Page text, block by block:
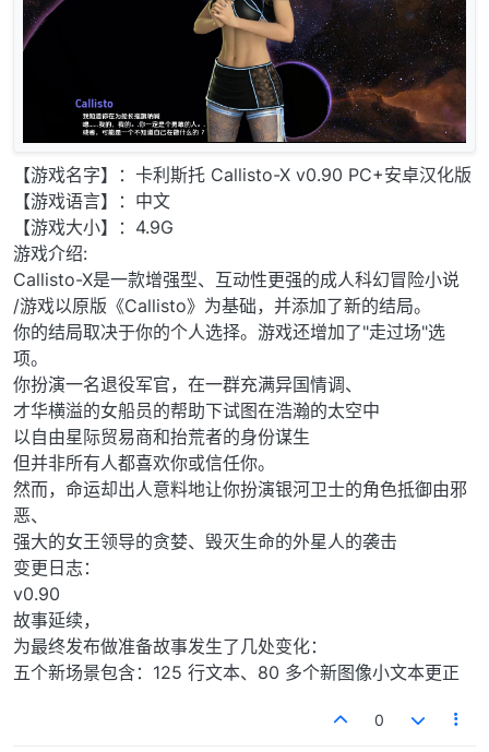
【游戏名字】：卡利斯托 Callisto-X v0.90 PC+安卓汉化版
【游戏语言】：中文
【游戏大小】：4.9G
游戏介绍:
Callisto-X是一款增强型、互动性更强的成人科幻冒险小说
/游戏以原版《Callisto》为基础，并添加了新的结局。
你的结局取决于你的个人选择。游戏还增加了"走过场"选
项。
你扮演一名退役军官，在一群充满异国情调、
才华横溢的女船员的帮助下试图在浩瀚的太空中
以自由星际贸易商和抬荒者的身份谋生
但并非所有人都喜欢你或信任你。
然而，命运却出人意料地让你扮演银河卫士的角色抵御由邪
恶、
强大的女王领导的贪婪、毁灭生命的外星人的袭击
变更日志：
v0.90
故事延续，
为最终发布做准备故事发生了几处变化：
五个新场景包含：125 行文本、80 多个新图像小文本更正
0